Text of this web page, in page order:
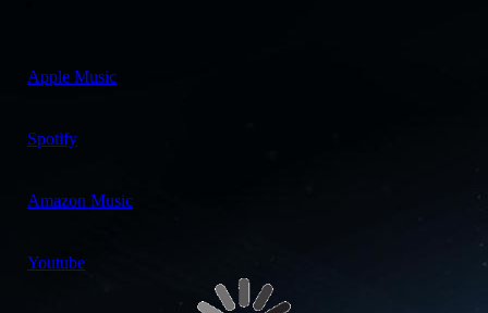
Apple Music
Spotify
Amazon Music
Youtube